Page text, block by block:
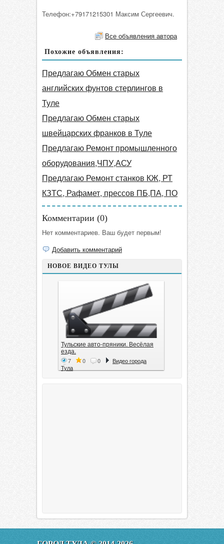
Телефон:+79171215301 Максим Сергеевич.
Все объявления автора
Похожие объявления:
Предлагаю Обмен старых
английских фунтов стерлингов в
Туле
Предлагаю Обмен старых
швейцарских франков в Туле
Предлагаю Ремонт промышленного
оборудования,ЧПУ,АСУ
Предлагаю Ремонт станков КЖ, РТ
КЗТС, Рафамет, прессов ПБ,ПА, ПО
Комментарии (0)
Нет комментариев. Ваш будет первым!
Добавить комментарий
НОВОЕ ВИДЕО ТУЛЫ
Тульские авто-пряники. Весёлая
езда.
7 0 0
Видео города
Тула
00:20:11
Эфир от 11.01.2016 (19.35) Тула